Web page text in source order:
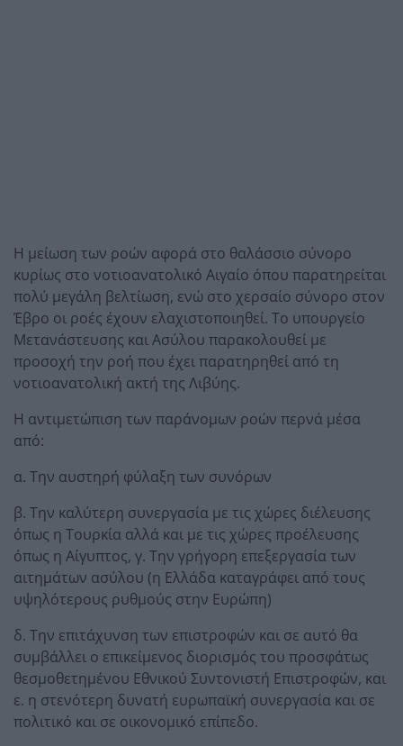
Η μείωση των ροών αφορά στο θαλάσσιο σύνορο
κυρίως στο νοτιοανατολικό Αιγαίο όπου παρατηρείται
πολύ μεγάλη βελτίωση, ενώ στο χερσαίο σύνορο στον
Έβρο οι ροές έχουν ελαχιστοποιηθεί. Το υπουργείο
Μετανάστευσης και Ασύλου παρακολουθεί με
προσοχή την ροή που έχει παρατηρηθεί από τη
νοτιοανατολική ακτή της Λιβύης.
Η αντιμετώπιση των παράνομων ροών περνά μέσα
από:
α. Την αυστηρή φύλαξη των συνόρων
β. Την καλύτερη συνεργασία με τις χώρες διέλευσης
όπως η Τουρκία αλλά και με τις χώρες προέλευσης
όπως η Αίγυπτος, γ. Την γρήγορη επεξεργασία των
αιτημάτων ασύλου (η Ελλάδα καταγράφει από τους
υψηλότερους ρυθμούς στην Ευρώπη)
δ. Την επιτάχυνση των επιστροφών και σε αυτό θα
συμβάλλει ο επικείμενος διορισμός του προσφάτως
θεσμοθετημένου Εθνικού Συντονιστή Επιστροφών, και
ε. η στενότερη δυνατή ευρωπαϊκή συνεργασία και σε
πολιτικό και σε οικονομικό επίπεδο.